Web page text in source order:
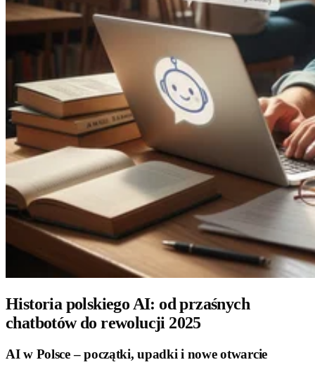
Historia polskiego AI: od przaśnych
chatbotów do rewolucji 2025
AI w Polsce – początki, upadki i nowe otwarcie